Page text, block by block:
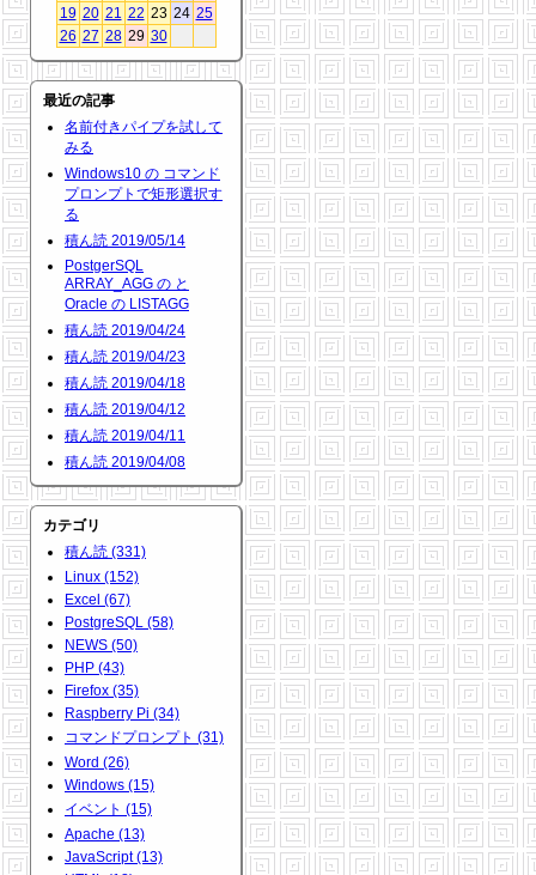
19 20 21 22 23 24 25
26 27 28 29 30
最近の記事
名前付きパイプを試して
みる
Windows10 の コマンド
プロンプトで矩形選択す
る
積ん読 2019/05/14
PostgerSQL
ARRAY_AGG の と
Oracle の LISTAGG
積ん読 2019/04/24
積ん読 2019/04/23
積ん読 2019/04/18
積ん読 2019/04/12
積ん読 2019/04/11
積ん読 2019/04/08
カテゴリ
積ん読 (331)
Linux (152)
Excel (67)
PostgreSQL (58)
NEWS (50)
PHP (43)
Firefox (35)
Raspberry Pi (34)
コマンドプロンプト (31)
Word (26)
Windows (15)
イベント (15)
Apache (13)
JavaScript (13)